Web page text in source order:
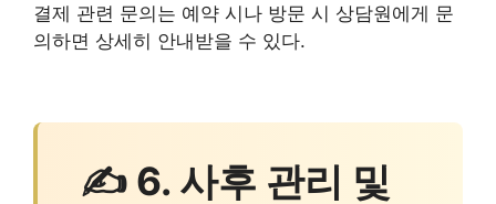
결제 관련 문의는 예약 시나 방문 시 상담원에게 문
의하면 상세히 안내받을 수 있다.
✍ 6. 사후 관리 및